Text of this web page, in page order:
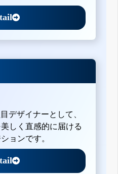
デザイナーとして、
しく直感的に届ける
ョンです。